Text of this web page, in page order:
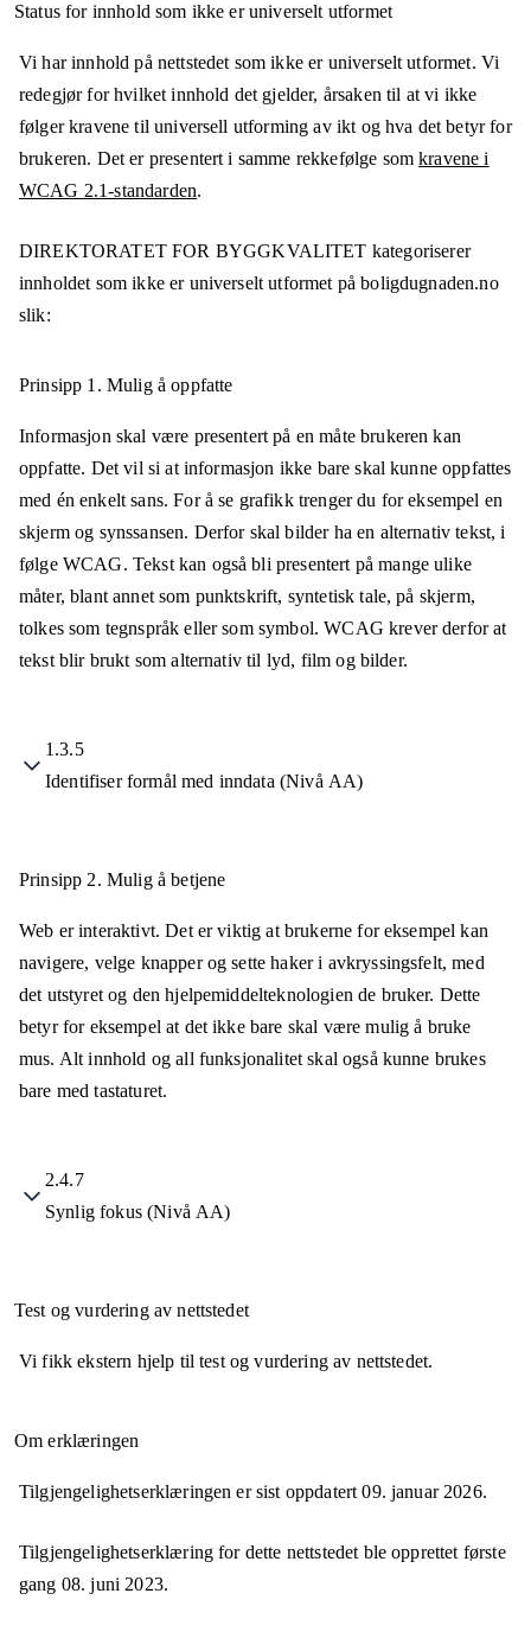
Status for innhold som ikke er universelt utformet
Vi har innhold på nettstedet som ikke er universelt utformet. Vi
redegjør for hvilket innhold det gjelder, årsaken til at vi ikke
følger kravene til universell utforming av ikt og hva det betyr for
brukeren. Det er presentert i samme rekkefølge somkravene i
WCAG 2.1-standarden.
DIREKTORATET FOR BYGGKVALITET kategoriserer
innholdet som ikke er universelt utformet påboligdugnaden.no
slik:
Prinsipp 1. Mulig å oppfatte
Informasjon skal være presentert på en måte brukeren kan
oppfatte. Det vil si at informasjon ikke bare skal kunne oppfattes
med én enkelt sans. For å se grafikk trenger du for eksempel en
skjerm og synssansen. Derfor skal bilder ha en alternativ tekst, i
følge WCAG. Tekst kan også bli presentert på mange ulike
måter, blant annet som punktskrift, syntetisk tale, på skjerm,
tolkes som tegnspråk eller som symbol. WCAG krever derfor at
tekst blir brukt som alternativ til lyd, film og bilder.
1.3.5
Identifiser formål med inndata (Nivå AA)
Prinsipp 2. Mulig å betjene
Web er interaktivt. Det er viktig at brukerne for eksempel kan
navigere, velge knapper og sette haker i avkryssingsfelt, med
det utstyret og den hjelpemiddelteknologien de bruker. Dette
betyr for eksempel at det ikke bare skal være mulig å bruke
mus. Alt innhold og all funksjonalitet skal også kunne brukes
bare med tastaturet.
2.4.7
Synlig fokus (Nivå AA)
Test og vurdering av nettstedet
Vi fikk ekstern hjelp til test og vurdering av nettstedet.
Om erklæringen
Tilgjengelighetserklæringen er sist oppdatert09. januar 2026.
Tilgjengelighetserklæring for dette nettstedet ble opprettet første
gang 08. juni 2023.